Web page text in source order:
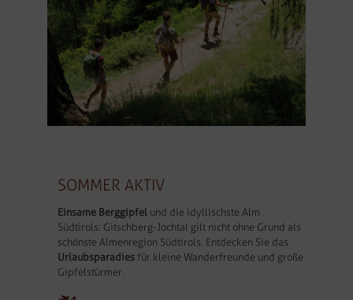
SOMMER AKTIV
Einsame Berggipfel und die idyllischste Alm
Südtirols: Gitschberg-Jochtal gilt nicht ohne Grund als
schönste Almenregion Südtirols. Entdecken Sie das
Urlaubsparadies für kleine Wanderfreunde und große
Gipfelstürmer.